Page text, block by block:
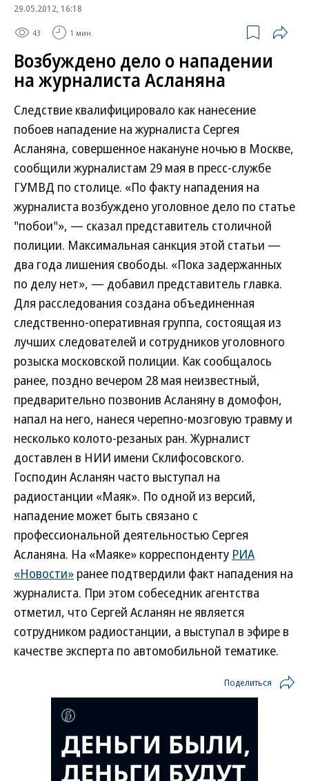
29.05.2012, 16:18
43 1 мин.
Возбуждено дело о нападении
на журналиста Асланяна
Следствие квалифицировало как нанесение
побоев нападение на журналиста Сергея
Асланяна, совершенное накануне ночью в Москве,
сообщили журналистам 29 мая в пресс-службе
ГУМВД по столице. «По факту нападения на
журналиста возбуждено уголовное дело по статье
"побои"», — сказал представитель столичной
полиции. Максимальная санкция этой статьи —
два года лишения свободы. «Пока задержанных
по делу нет», — добавил представитель главка.
Для расследования создана объединенная
следственно-оперативная группа, состоящая из
лучших следователей и сотрудников уголовного
розыска московской полиции. Как сообщалось
ранее, поздно вечером 28 мая неизвестный,
предварительно позвонив Асланяну в домофон,
напал на него, нанеся черепно-мозговую травму и
несколько колото-резаных ран. Журналист
доставлен в НИИ имени Склифосовского.
Господин Асланян часто выступал на
радиостанции «Маяк». По одной из версий,
нападение может быть связано с
профессиональной деятельностью Сергея
Асланяна. На «Маяке» корреспонденту РИА
«Новости» ранее подтвердили факт нападения на
журналиста. При этом собеседник агентства
отметил, что Сергей Асланян не является
сотрудником радиостанции, а выступал в эфире в
качестве эксперта по автомобильной тематике.
Поделиться